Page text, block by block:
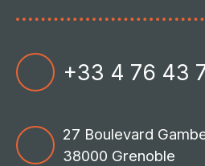
+33 4 76 43
27 Boulevard
38000 Grenoble